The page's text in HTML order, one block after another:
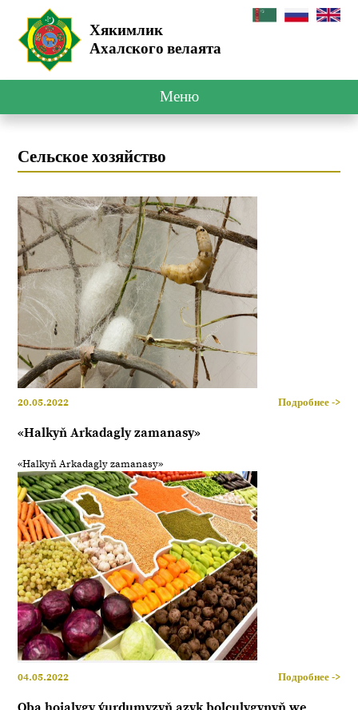
Хякимлик
Ахалского велаята
Меню
Сельское хозяйство
20.05.2022 Подробнее ->
«Halkyň Arkadagly zamanasy»
«Halkyň Arkadagly zamanasy»
04.05.2022 Подробнее ->